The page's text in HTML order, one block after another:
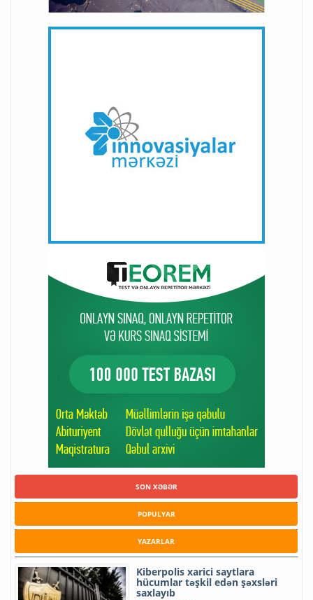
SON XƏBƏR
POPULYAR
YAZARLAR
Kiberpolis xarici saytlara
hücumlar təşkil edən şəxsləri
saxlayıb